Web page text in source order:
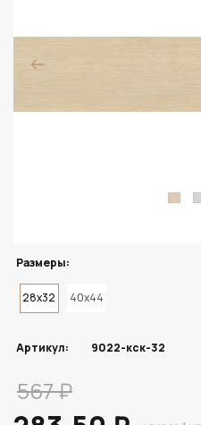
Размеры:
28x32 40x44
Артикул: 9022-кск-32
567 ₽